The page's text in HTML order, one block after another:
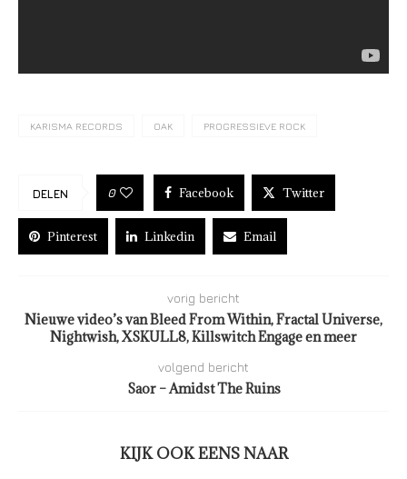
KARISMA RECORDS OAK PROGRESSIEVE ROCK
DELEN 0 Facebook Twitter
Pinterest Linkedin Email
vorig bericht
Nieuwe video’s van Bleed From Within, Fractal Universe,
Nightwish, XSKULL8, Killswitch Engage en meer
volgend bericht
Saor – Amidst The Ruins
KIJK OOK EENS NAAR